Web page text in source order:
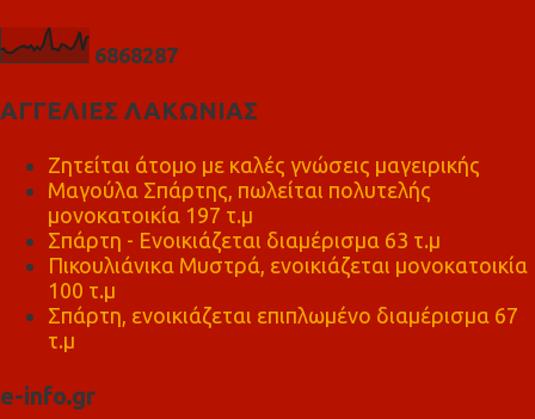
6868287
ΑΓΓΕΛΙΕΣ ΛΑΚΩΝΙΑΣ
Ζητείται άτομο με καλές γνώσεις μαγειρικής
Μαγούλα Σπάρτης, πωλείται πολυτελής
μονοκατοικία 197 τ.μ
Σπάρτη - Ενοικιάζεται διαμέρισμα 63 τ.μ
Πικουλιάνικα Μυστρά, ενοικιάζεται μονοκατοικία
100 τ.μ
Σπάρτη, ενοικιάζεται επιπλωμένο διαμέρισμα 67
τ.μ
e-info.gr